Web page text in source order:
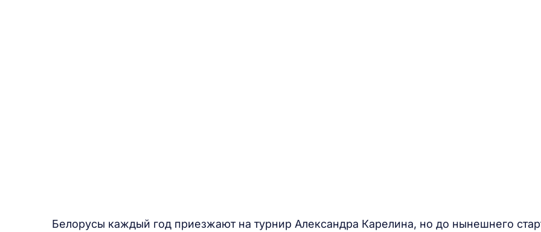
Белорусы каждый год приезжают на турнир Александра Карелина, но до нынешнего